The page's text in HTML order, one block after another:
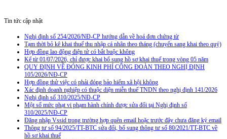
Tin tức cập nhật
Nghị định số 254/2026/NĐ-CP hướng dẫn về hoá đơn chứng từ
Tạm thời bỏ kê khai thuế thu nhập cá nhân theo tháng (chuyển sang khai theo quý)
Hợp đồng lao động điện tử có bắt buộc không
Kể từ 01/07/2026, chỉ được khai bổ sung hồ sơ khai thuế trong vòng 05 năm
QUY ĐỊNH VỀ ĐÓNG KINH PHÍ CÔNG ĐOÀN THEO NGHỊ ĐỊNH
105/2026/NĐ-CP
Hợp đồng thử việc có phải đóng bảo hiểm xã hội không
Xác định doanh nghiệp có thuộc diện miễn thuế TNDN theo nghị định 141/2026
Nghị định số 310/2025/NĐ-CP
Một số mức phạt vi phạm hành chính được sửa đổi tại Nghị định số
310/2025/NĐ-CP
Đăng nhập Vssid trong trường hợp quên email hoặc trước đây chưa đăng ký email
Thông tư số 94/2025/TT-BTC sửa đổi, bổ sung thông tư số 80/2021/TT-BTC về
hồ sơ khai thuế